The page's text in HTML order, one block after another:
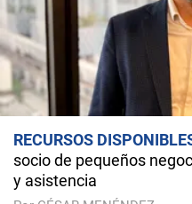
RECURSOS
socio de pequeños
y asistencia